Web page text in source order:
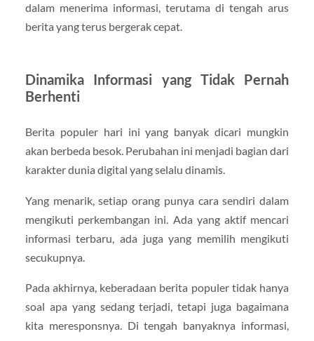
dalam menerima informasi, terutama di tengah arus
berita yang terus bergerak cepat.
Dinamika Informasi yang Tidak Pernah
Berhenti
Berita populer hari ini yang banyak dicari mungkin
akan berbeda besok. Perubahan ini menjadi bagian dari
karakter dunia digital yang selalu dinamis.
Yang menarik, setiap orang punya cara sendiri dalam
mengikuti perkembangan ini. Ada yang aktif mencari
informasi terbaru, ada juga yang memilih mengikuti
secukupnya.
Pada akhirnya, keberadaan berita populer tidak hanya
soal apa yang sedang terjadi, tetapi juga bagaimana
kita meresponsnya. Di tengah banyaknya informasi,